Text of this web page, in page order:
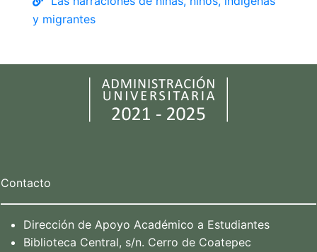
y migrantes
Contacto
Dirección de Apoyo Académico a Estudiantes
Biblioteca Central, s/n. Cerro de Coatepec